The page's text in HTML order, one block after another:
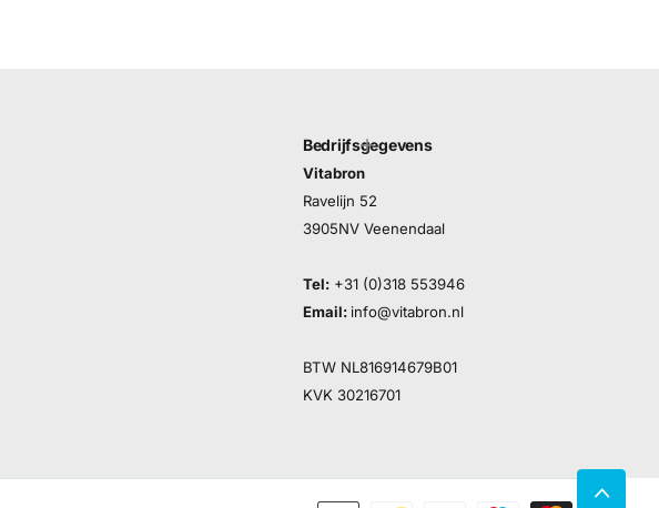
Bedrijfsgegevens
Vitabron
Ravelijn 52
3905NV Veenendaal
Tel: +31 (0)318 553946
Email: info@vitabron.nl
BTW NL816914679B01
KVK 30216701